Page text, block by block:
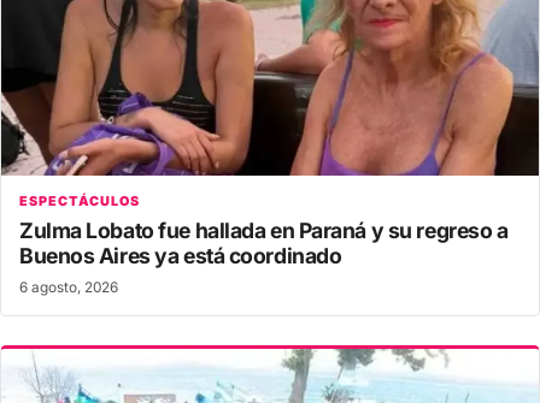
ESPECTÁCULOS
Zulma Lobato fue hallada en Paraná y su regreso a
Buenos Aires ya está coordinado
6 agosto, 2026